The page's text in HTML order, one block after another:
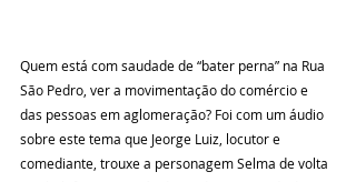
Quem está com saudade de “bater perna” na Rua
São Pedro, ver a movimentação do comércio e
das pessoas em aglomeração? Foi com um áudio
sobre este tema que Jeorge Luiz, locutor e
comediante, trouxe a personagem Selma de volta